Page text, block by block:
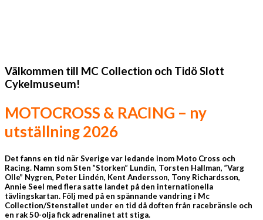
Välkommen till MC Collection och Tidö Slott
Cykelmuseum!
MOTOCROSS & RACING – ny
utställning 2026
Det fanns en tid när Sverige var ledande inom Moto Cross och
Racing. Namn som Sten ”Storken” Lundin, Torsten Hallman, ”Varg
Olle” Nygren, Peter Lindén, Kent Andersson, Tony Richardsson,
Annie Seel med flera satte landet på den internationella
tävlingskartan. Följ med på en spännande vandring i Mc
Collection/Stenstallet under en tid då doften från racebränsle och
en rak 50-olja fick adrenalinet att stiga.